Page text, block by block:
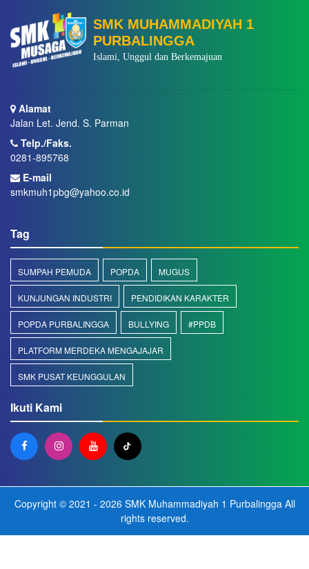
SMK MUHAMMADIYAH 1
PURBALINGGA
Islami, Unggul dan Berkemajuan
Alamat
Jalan Let. Jend. S. Parman
Telp./Faks.
0281-895768
E-mail
smkmuh1pbg@yahoo.co.id
Tag
SUMPAH PEMUDA POPDA MUGUS
KUNJUNGAN INDUSTRI PENDIDIKAN KARAKTER
POPDA PURBALINGGA BULLYING #PPDB
PLATFORM MERDEKA MENGAJAJAR
SMK PUSAT KEUNGGULAN
Ikuti Kami
Copyright © 2021 - 2026 SMK Muhammadiyah 1 Purbalingga All
rights reserved.